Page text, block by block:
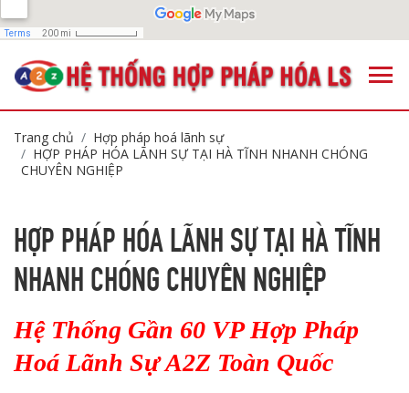
Trang chủ
Hợp pháp hoá lãnh sự
HỢP PHÁP HÓA LÃNH SỰ TẠI HÀ TĨNH NHANH CHÓNG
CHUYÊN NGHIỆP
HỢP PHÁP HÓA LÃNH SỰ TẠI HÀ TĨNH
NHANH CHÓNG CHUYÊN NGHIỆP
Hệ Thống Gần 60 VP Hợp Pháp
Hoá Lãnh Sự A2Z Toàn Quốc